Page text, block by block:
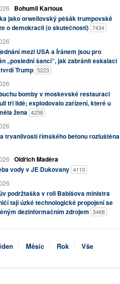
Bohumil Kartous
jako orwellovský pěšák trumpovské
o demokracii (o skutečnosti) 7434
mezi USA a Íránem jsou pro
„poslední šancí“, jak zabránit eskalaci
Trump 5223
bomby v moskevské restauraci
tři lidé; explodovalo zařízení, které u
žena 4258
trvanlivosti římského betonu rozluštěna
Oldřich Maděra
vody v JE Dukovany 4110
podržtaška v roli Babišova ministra
tají úzké technologické propojení se
dezinformačním zdrojem 3468
Měsíc Rok Vše